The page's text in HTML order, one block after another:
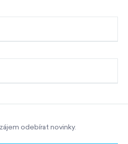
odebírat novinky.